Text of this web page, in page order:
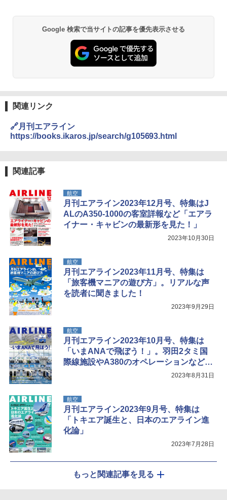
Google 検索で当サイトの記事を優先表示させる
関連リンク
🔗月刊エアライン
https://books.ikaros.jp/search/g105693.html
関連記事
航空
月刊エアライン2023年12月号、特集はJ
ALのA350-1000の客室詳報など「エアラ
イナー・キャビンの最新形を見た！」
2023年10月30日
航空
月刊エアライン2023年11月号、特集は
「旅客機マニアの遊び方」。リアルな声
を読者に聞きました！
2023年9月29日
航空
月刊エアライン2023年10月号、特集は
「いまANAで飛ぼう！」。羽田2タミ国
際線施設やA380のオペレーションなどを
2023年8月31日
航空
月刊エアライン2023年9月号、特集は
「トキエア誕生と、日本のエアライン進
化論」
2023年7月28日
もっと関連記事を見る